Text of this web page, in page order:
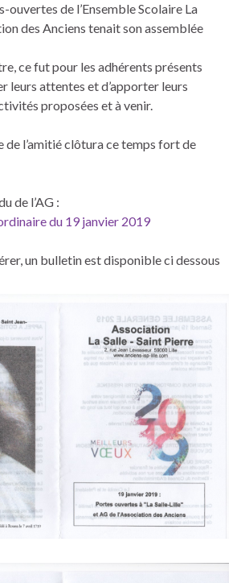
de l’Ensemble Scolaire La
des Anciens tenait son assemblée
ce fut pour les adhérents présents
leurs attentes et d’apporter leurs
proposées et à venir.
de l’amitié clôtura ce temps fort de
de l’AG :
du 19 janvier 2019
un bulletin est disponible ci dessous